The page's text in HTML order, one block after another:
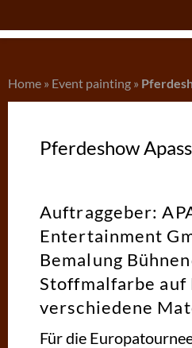
Home » Event painting »
Pferdeshow
Auftraggeber:
Entertainment
Bemalung
Stoffmalfarbe auf
verschiedene
Für die